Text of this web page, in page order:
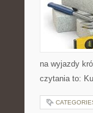
na wyjazdy
czytania to: